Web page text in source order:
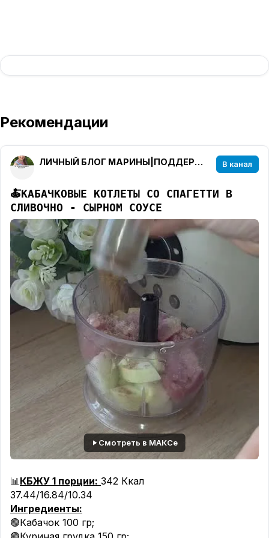
Рекомендации
ЛИЧНЫЙ БЛОГ МАРИНЫ|ПОДДЕРЖКА В ПОХУДЕНИИ В канал
🍝КАБАЧКОВЫЕ КОТЛЕТЫ СО СПАГЕТТИ В
СЛИВОЧНО - СЫРНОМ СОУСЕ
Смотреть в МАКСе
📊КБЖУ 1 порции: 342 Ккал
37.44/16.84/10.34
Ингредиенты:
🟢Кабачок 100 гр;